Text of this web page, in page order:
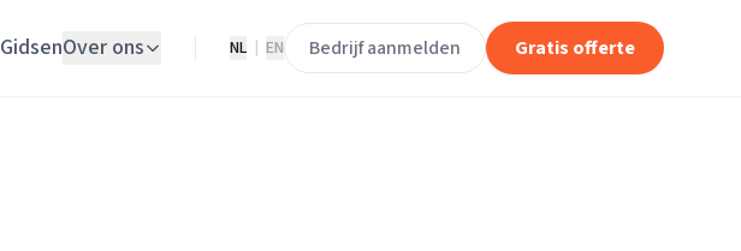
GidsenOver ons NL EN Bedrijf aanmelden Gratis offerte